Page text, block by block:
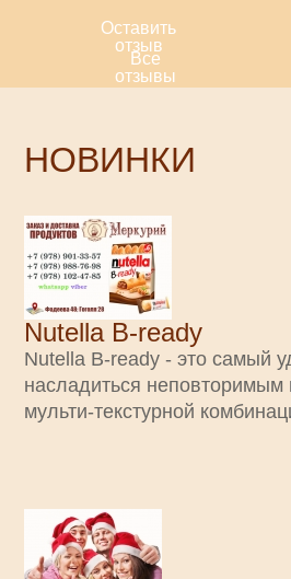
Оставить
отзыв
Все
отзывы
НОВИНКИ
Nutella B-ready
Nutella B-ready - это самый
насладиться неповторимым
мульти-текстурной